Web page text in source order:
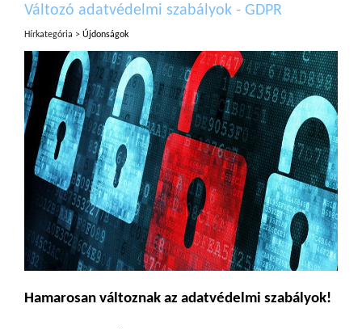
Változó adatvédelmi szabályok - GDPR
Hírkategória > Újdonságok
Hamarosan változnak az adatvédelmi szabályok!